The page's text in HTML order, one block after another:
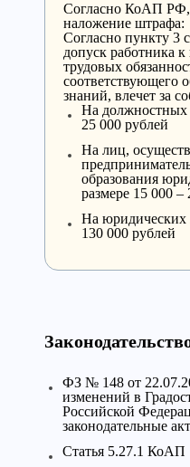
Cогласно КоАП РФ,
наложение штрафа:
Согласно пункту 3
допуск работника
трудовых
соответствующего
знаний, влечет за
На должностных
25 000 рублей
На лиц,
образования
размере 15 000 –
На юридических
130 000 рублей
ФЗ № 148 от
изменений в
Российской
законодательные
Cтатья 5.27.1 КоАП